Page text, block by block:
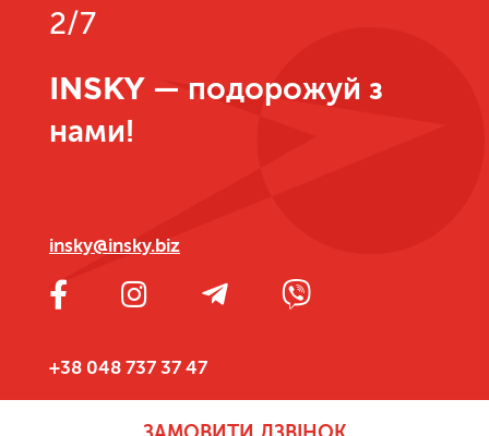
2/7
INSKY — подорожуй з
нами!
insky@insky.biz
+38 048 737 37 47